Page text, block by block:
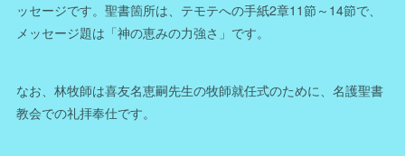
ッセージです。聖書箇所は、テモテへの手紙2章11節～14節で、
メッセージ題は「神の恵みの力強さ」です。
なお、林牧師は喜友名恵嗣先生の牧師就任式のために、名護聖書
教会での礼拝奉仕です。